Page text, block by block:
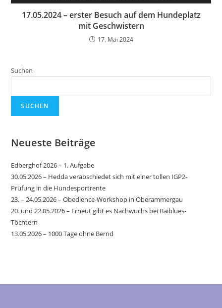
17.05.2024 – erster Besuch auf dem Hundeplatz
mit Geschwistern
17. Mai 2024
Suchen
SUCHEN
Neueste Beiträge
Edberghof 2026 – 1. Aufgabe
30.05.2026 – Hedda verabschiedet sich mit einer tollen IGP2-
Prüfung in die Hundesportrente
23. – 24.05.2026 – Obedience-Workshop in Oberammergau
20. und 22.05.2026 – Erneut gibt es Nachwuchs bei Baiblues-
Töchtern
13.05.2026 – 1000 Tage ohne Bernd